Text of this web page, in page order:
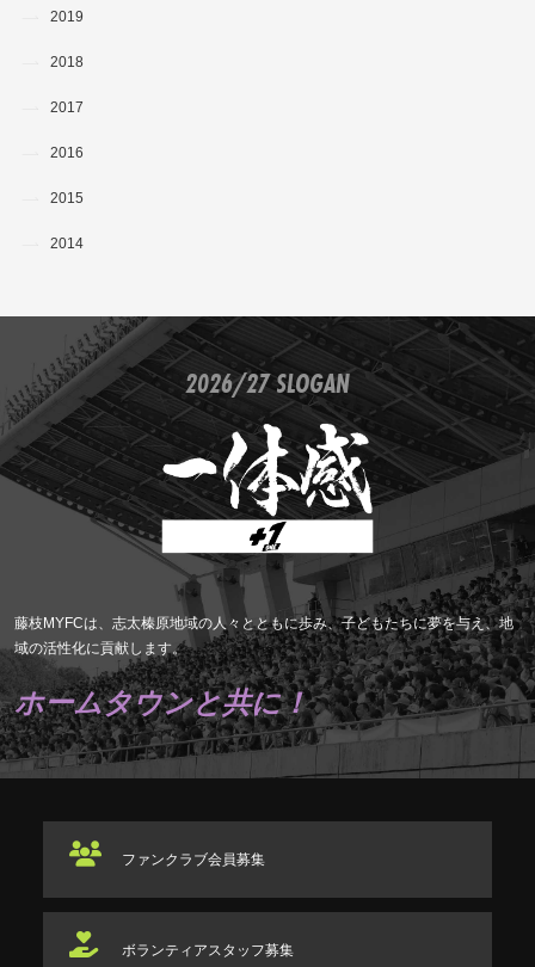
2019
2018
2017
2016
2015
2014
2026/27 SLOGAN
藤枝MYFCは、志太榛原地域の人々とともに歩み、子どもたちに夢を与え、地
域の活性化に貢献します。
ホームタウンと共に！
ファンクラブ会員募集
ボランティアスタッフ募集